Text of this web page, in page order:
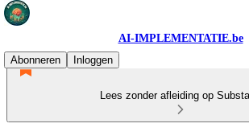
AI-IMPLEMENTATIE.be
Abonneren
Inloggen
Lees zonder afleiding op